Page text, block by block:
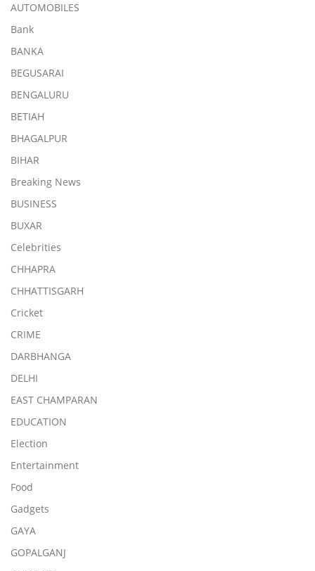
AUTOMOBILES
Bank
BANKA
BEGUSARAI
BENGALURU
BETIAH
BHAGALPUR
BIHAR
Breaking News
BUSINESS
BUXAR
Celebrities
CHHAPRA
CHHATTISGARH
Cricket
CRIME
DARBHANGA
DELHI
EAST CHAMPARAN
EDUCATION
Election
Entertainment
Food
Gadgets
GAYA
GOPALGANJ